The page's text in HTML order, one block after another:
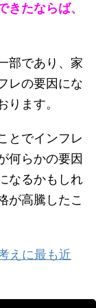
たならば、
部であり、家
レの要因にな
ります。
とでインフレ
何らかの要因
なるかもしれ
が高騰したこ
えに最も近